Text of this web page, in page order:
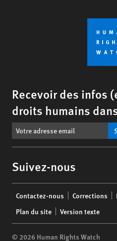
Recevoir des infos
droits humains
Suivez-nous
menu
Contactez-nous Corrections
Plan du site
Version texte
© 2026 Human Rights Watch